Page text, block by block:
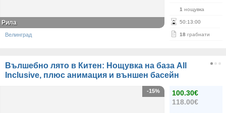
1 нощувка
50:13:00
18 грабнати
Рила
Велинград
Вълшебно лято в Китен: Нощувка на база All
Inclusive, плюс анимация и външен басейн
100.30€
118.00€
-15%